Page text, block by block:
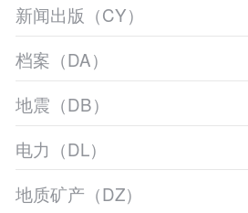
新闻出版（CY）
档案（DA）
地震（DB）
电力（DL）
地质矿产（DZ）